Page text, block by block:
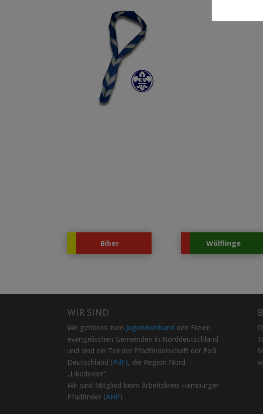
Biber Wölflinge
WIR SIND
Wir gehören zum Jugendverband den Freien
evangelischen Gemeinden in Norddeutschland
und sind ein Teil der Pfadfinderschaft der FeG
Deutschland (PdF), die Region Nord
„Likedeeler“.
Wir sind Mitglied beim Arbeitskreis Hamburger
Pfadfinder (AHP)
w